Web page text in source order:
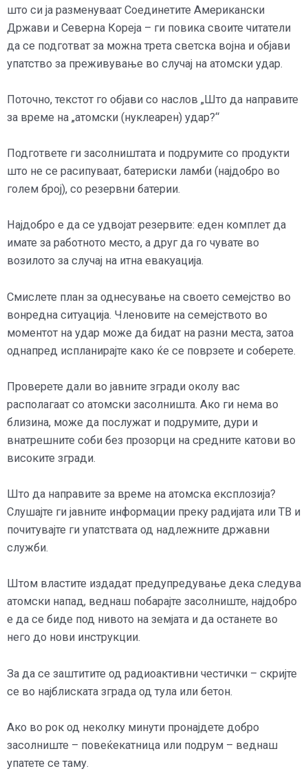
што си ја разменуваат Соединетите Американски
Држави и Северна Кореја – ги повика своите читатели
да се подготват за можна трета светска војна и објави
упатство за преживување во случај на атомски удар.
Поточно, текстот го објави со наслов „Што да направите
за време на „атомски (нуклеарен) удар?“
Подгответе ги засолништата и подрумите со продукти
што не се расипуваат, батериски ламби (најдобро во
голем број), со резервни батерии.
Најдобро е да се удвојат резервите: еден комплет да
имате за работното место, а друг да го чувате во
возилото за случај на итна евакуација.
Смислете план за однесување на своето семејство во
вонредна ситуација. Членовите на семејството во
моментот на удар може да бидат на разни места, затоа
однапред испланирајте како ќе се поврзете и соберете.
Проверете дали во јавните згради околу вас
располагаат со атомски засолништа. Ако ги нема во
близина, може да послужат и подрумите, дури и
внатрешните соби без прозорци на средните катови во
високите згради.
Што да направите за време на атомска експлозија?
Слушајте ги јавните информации преку радијата или ТВ и
почитувајте ги упатствата од надлежните државни
служби.
Штом властите издадат предупредување дека следува
атомски напад, веднаш побарајте засолниште, најдобро
е да се биде под нивото на земјата и да останете во
него до нови инструкции.
За да се заштитите од радиоактивни честички – скријте
се во најблиската зграда од тула или бетон.
Ако во рок од неколку минути пронајдете добро
засолниште – повеќекатница или подрум – веднаш
упатете се таму.